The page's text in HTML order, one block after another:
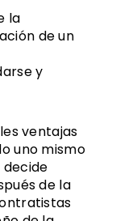
la
de un
y
ventajas
uno mismo
de la